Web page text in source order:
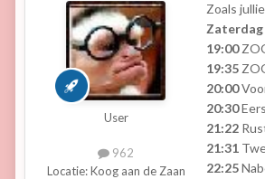
User
962
Locatie:Koog aan de Zaan
Zoals
19:00
19:35
20:00
20:30
21:22
21:31
22:25